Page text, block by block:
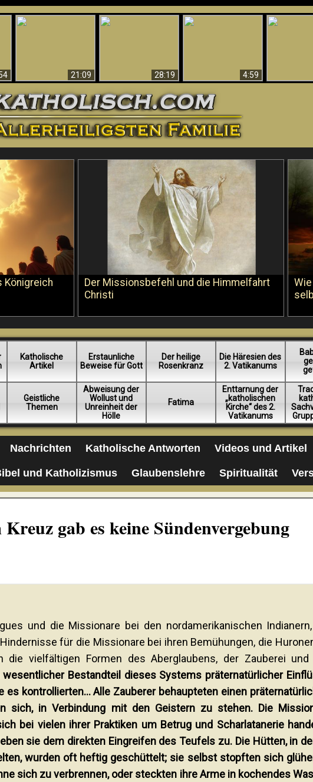
21:09
28:19
4:59
Königreich
Der Missionsbefehl und die Himmelfahrt
Christi
Katholische
Artikel
Erstaunliche
Beweise für Gott
Der heilige
Rosenkranz
Die Häresien des
2. Vatikanums
Geistliche
Themen
Abweisung der
Wollust und
Unreinheit der
Hölle
Fatima
Enttarnung der
„katholischen
Kirche“ des 2.
Vatikanums
Nachrichten Katholische Antworten Videos und Artikel
und Katholizismus Glaubenslehre Spiritualität
gab es keine Sündenvergebung
und die Missionare bei den nordamerikanischen
für die Missionare bei ihren Bemühungen, die
die vielfältigen Formen des Aberglaubens, der Zauberei
wesentlicher Bestandteil dieses Systems präternatürlicher
es kontrollierten... Alle Zauberer behaupteten einen
sich, in Verbindung mit den Geistern zu stehen. Die
bei vielen ihrer Praktiken um Betrug und Scharlatanerie
sie dem direkten Eingreifen des Teufels zu. Die Hütten, in
wurden oft heftig geschüttelt; sie selbst stopften sich
sich zu verbrennen, oder steckten ihre Arme in kochendes